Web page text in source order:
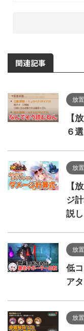
関連記事
放
【
６
放
【
ジ
説
放
低
ア
放